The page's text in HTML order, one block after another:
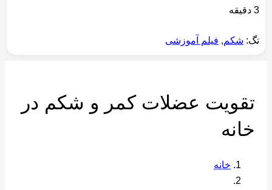
3 دقیقه
تگ: شکم, فیلم آموزشی
تقویت عضلات کمر و شکم در
خانه
خانه